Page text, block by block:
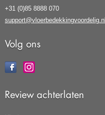
+31 (0)85 8888 070
support@vloerbedekkingvoordelig.nl
Volg ons
Review achterlaten